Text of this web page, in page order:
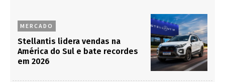
MERCADO
Stellantis lidera vendas na
América do Sul e bate recordes
em 2026